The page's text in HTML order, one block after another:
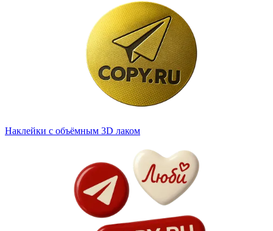
Наклейки с объёмным 3D лаком